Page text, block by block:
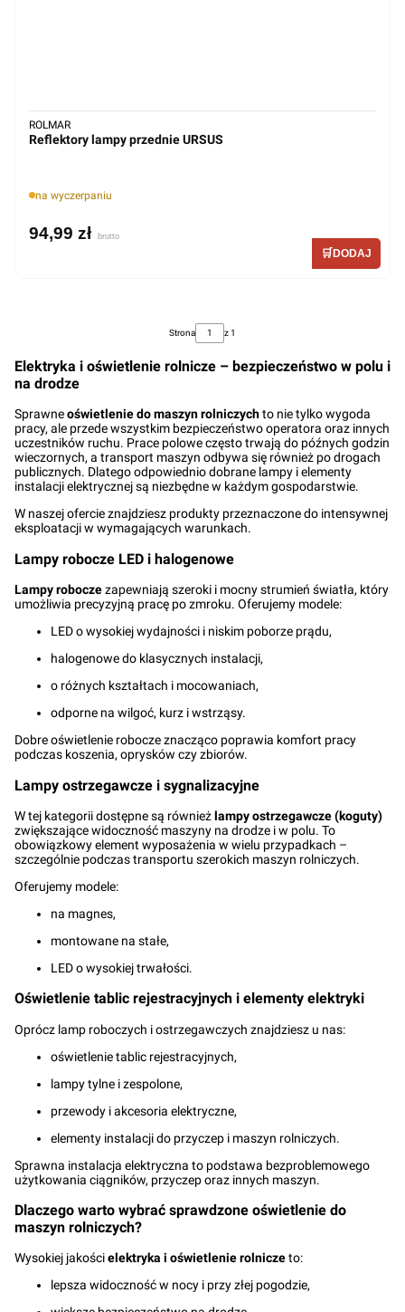
Reflektory lampy przednie URSUS
na wyczerpaniu
ROLMAR
94,99 zł
Strona z 1
Elektryka i oświetlenie rolnicze – bezpieczeństwo w polu i
na drodze
Sprawneoświetlenie do maszyn rolniczychto nie tylko wygoda
pracy, ale przede wszystkim bezpieczeństwo operatora oraz innych
uczestników ruchu. Prace polowe często trwają do późnych godzin
wieczornych, a transport maszyn odbywa się również po drogach
publicznych. Dlatego odpowiednio dobrane lampy i elementy
instalacji elektrycznej są niezbędne w każdym gospodarstwie.
W naszej ofercie znajdziesz produkty przeznaczone do intensywnej
eksploatacji w wymagających warunkach.
Lampy robocze LED i halogenowe
Lampy roboczezapewniają szeroki i mocny strumień światła, który
umożliwia precyzyjną pracę po zmroku. Oferujemy modele:
LED o wysokiej wydajności i niskim poborze prądu,
halogenowe do klasycznych instalacji,
o różnych kształtach i mocowaniach,
odporne na wilgoć, kurz i wstrząsy.
Dobre oświetlenie robocze znacząco poprawia komfort pracy
podczas koszenia, oprysków czy zbiorów.
Lampy ostrzegawcze i sygnalizacyjne
W tej kategorii dostępne są również lampy ostrzegawcze (koguty)
zwiększające widoczność maszyny na drodze i w polu. To
obowiązkowy element wyposażenia w wielu przypadkach –
szczególnie podczas transportu szerokich maszyn rolniczych.
Oferujemy modele:
na magnes,
montowane na stałe,
LED o wysokiej trwałości.
Oświetlenie tablic rejestracyjnych i elementy elektryki
Oprócz lamp roboczych i ostrzegawczych znajdziesz u nas:
oświetlenie tablic rejestracyjnych,
lampy tylne i zespolone,
przewody i akcesoria elektryczne,
elementy instalacji do przyczep i maszyn rolniczych.
Sprawna instalacja elektryczna to podstawa bezproblemowego
użytkowania ciągników, przyczep oraz innych maszyn.
Dlaczego warto wybrać sprawdzone oświetlenie do
maszyn rolniczych?
Wysokiej jakościelektryka i oświetlenie rolniczeto:
lepsza widoczność w nocy i przy złej pogodzie,